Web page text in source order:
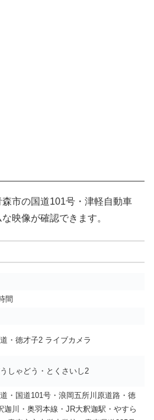
市の国道101号・津軽自動車
映像が確認できます。
間
・徳才子2 ライブカメラ
しゃどう・とくさいし2
・国道101号・浪岡五所川原道路・徳
迦川・奥羽本線・JR大釈迦駅・やすら